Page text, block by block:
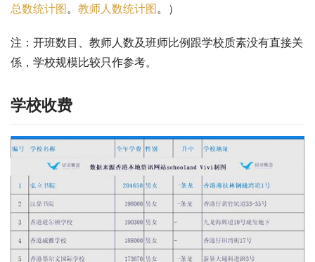
总数统计图。 教师人数统计图。）
注：开班数目、教师人数及班师比例跟学校质素没有直接关
係，学校规模比较只作参考。
学校收费